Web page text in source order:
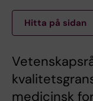
Hitta på sidan
medicinsk